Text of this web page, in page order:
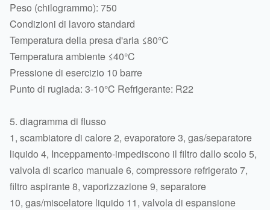
Peso (chilogrammo): 750
Condizioni di lavoro standard
Temperatura della presa d'aria ≤80°C
Temperatura ambiente ≤40°C
Pressione di esercizio 10 barre
Punto di rugiada: 3-10°C Refrigerante: R22
5. diagramma di flusso
1, scambiatore di calore 2, evaporatore 3, gas/separatore
liquido 4, Inceppamento-impediscono il filtro dallo scolo 5,
valvola di scarico manuale 6, compressore refrigerato 7,
filtro aspirante 8, vaporizzazione 9, separatore
10, gas/miscelatore liquido 11, valvola di espansione